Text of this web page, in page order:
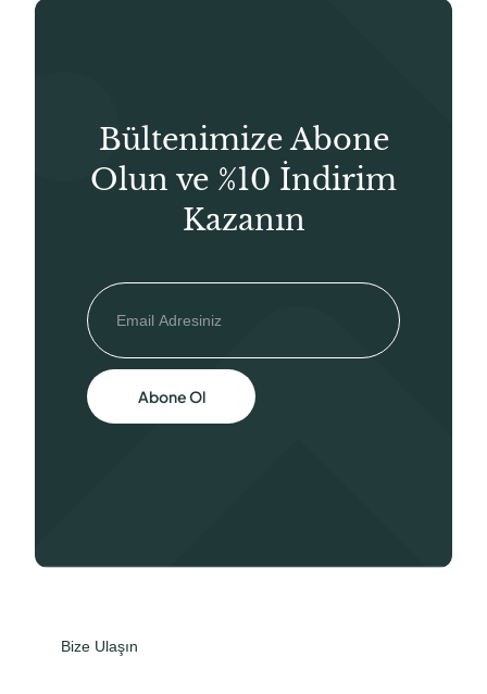
Bültenimize Abone
Olun ve %10 İndirim
Kazanın
Abone Ol
Bize Ulaşın